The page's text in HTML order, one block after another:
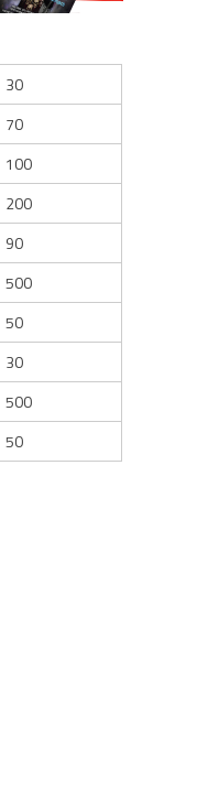
30
70
100
200
90
500
50
30
500
50